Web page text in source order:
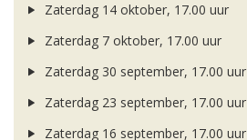
Zaterdag 14 oktober, 17.00 uur
Zaterdag 7 oktober, 17.00 uur
Zaterdag 30 september, 17.00 uur
Zaterdag 23 september, 17.00 uur
Zaterdag 16 september, 17.00 uur